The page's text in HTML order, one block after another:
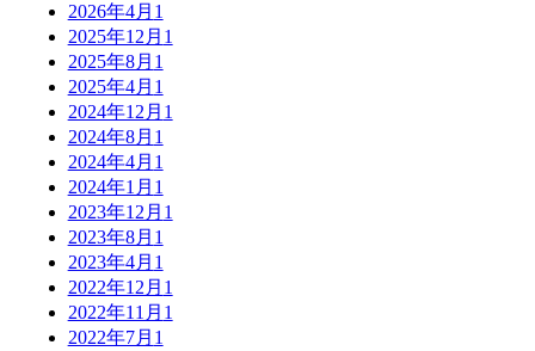
2026年4月 1
2025年12月 1
2025年8月 1
2025年4月 1
2024年12月 1
2024年8月 1
2024年4月 1
2024年1月 1
2023年12月 1
2023年8月 1
2023年4月 1
2022年12月 1
2022年11月 1
2022年7月 1